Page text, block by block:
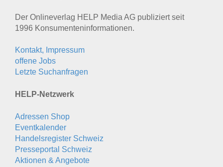
Der Onlineverlag HELP Media AG publiziert seit
1996 Konsumenten­informationen.
Kontakt, Impressum
offene Jobs
Letzte Suchanfragen
HELP-Netzwerk
Adressen Shop
Eventkalender
Handelsregister Schweiz
Presseportal Schweiz
Aktionen & Angebote